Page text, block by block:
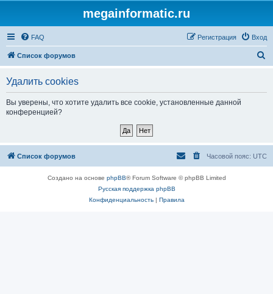
megainformatic.ru
FAQ Вход
Регистрация
Список форумов
Удалить cookies
Вы уверены, что хотите удалить все cookie, установленные данной
конференцией?
Список форумов Часовой пояс: UTC
Создано на основе phpBB® Forum Software © phpBB Limited
Русская поддержка phpBB
Конфиденциальность| Правила